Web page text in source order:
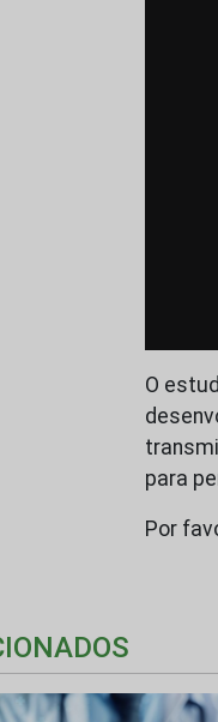
O
para
Por